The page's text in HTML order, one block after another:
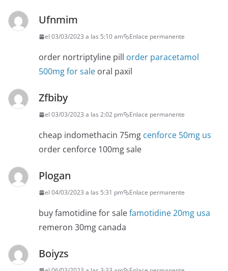
Ufnmim
el 03/03/2023 a las 5:10 am Enlace permanente
order nortriptyline pill order paracetamol
500mg for sale oral paxil
Zfbiby
el 03/03/2023 a las 2:02 pm Enlace permanente
cheap indomethacin 75mg cenforce 50mg us
order cenforce 100mg sale
Plogan
el 04/03/2023 a las 5:31 pm Enlace permanente
buy famotidine for salefamotidine 20mg usa
remeron 30mg canada
Boiyzs